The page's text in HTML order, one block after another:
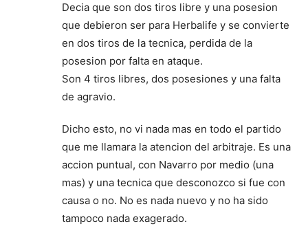
Decia que son dos tiros libre y una posesion
que debieron ser para Herbalife y se convierte
en dos tiros de la tecnica, perdida de la
posesion por falta en ataque.
Son 4 tiros libres, dos posesiones y una falta
de agravio.
Dicho esto, no vi nada mas en todo el partido
que me llamara la atencion del arbitraje. Es una
accion puntual, con Navarro por medio (una
mas) y una tecnica que desconozco si fue con
causa o no. No es nada nuevo y no ha sido
tampoco nada exagerado.